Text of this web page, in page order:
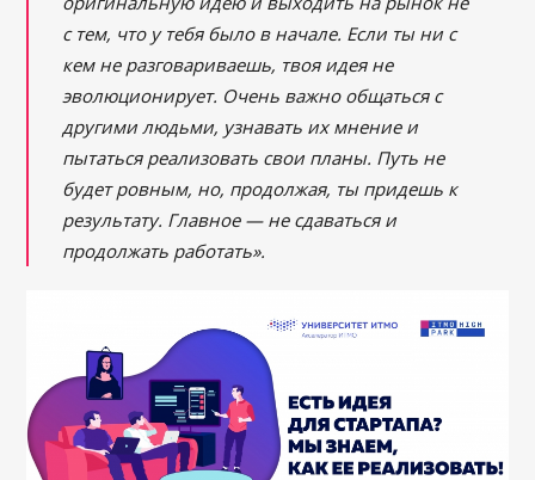
с тем, что у тебя было в начале. Если ты ни с
кем не разговариваешь, твоя идея не
эволюционирует. Очень важно общаться с
другими людьми, узнавать их мнение и
пытаться реализовать свои планы. Путь не
будет ровным, но, продолжая, ты придешь к
результату. Главное — не сдаваться и
продолжать работать».